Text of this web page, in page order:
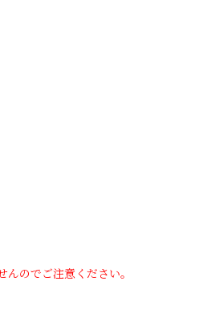
のでご注意ください。